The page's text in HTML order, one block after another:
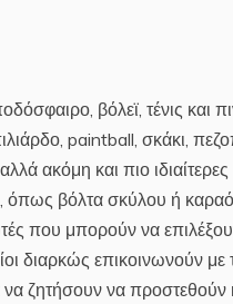
βόλεϊ, τένις και
paintball, σκάκι,
ακόμη και πιο ιδιαίτερες
όπως βόλτα σκύλου ή
που μπορούν να
διαρκώς επικοινωνούν με
να ζητήσουν να προστεθούν